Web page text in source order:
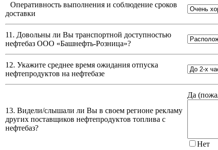
Оперативность выполнения и соблюдение сроков
доставки
11. Довольны ли Вы транспортной доступностью
нефтебаз ООО «Башнефть-Розница»?
12. Укажите среднее время ожидания отпуска
нефтепродуктов на нефтебазе
13. Видели/слышали ли Вы в своем регионе рекламу
других поставщиков нефтепродуктов топлива с
нефтебаз?
Да (
Нет